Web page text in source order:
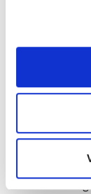
cross-
and